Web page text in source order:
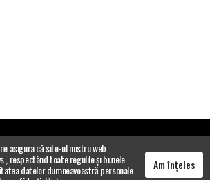
asigura că site-ul nostru web
respectând toate regulile și bunele
datelor dumneavoastră personale. Am înțeles